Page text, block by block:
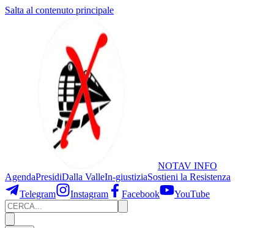
Salta al contenuto principale
NOTAV INFO
AgendaPresidiDalla ValleIn-giustiziaSostieni la Resistenza
Telegram
Instagram Facebook YouTube